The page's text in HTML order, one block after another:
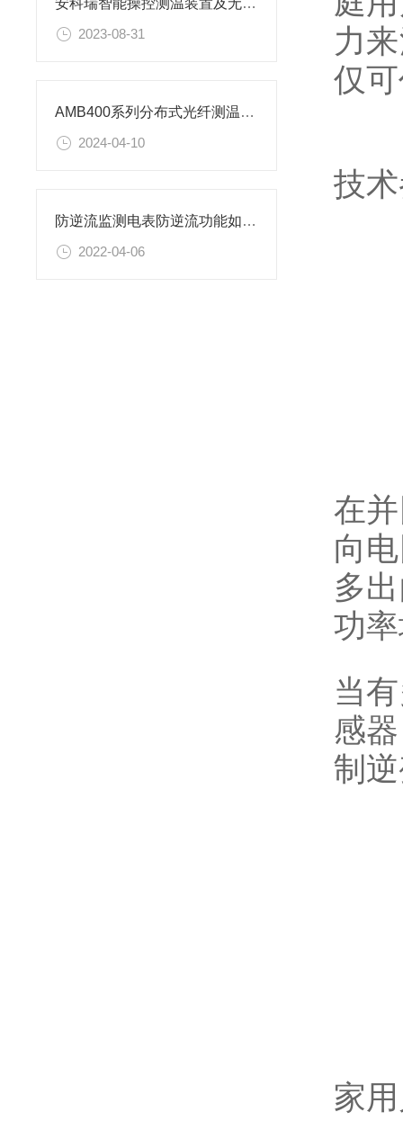
安科瑞智能操控测温装置及无源无线测温装置在江苏瑞恒气体检测项目的应用
2023-08-31
AMB400系列分布式光纤测温方案 苏州某商业大厦项目案例分享
2024-04-10
防逆流监测电表防逆流功能如何实现
2022-04-06
力
仅
技
在
向
多
功
当
感
制
家